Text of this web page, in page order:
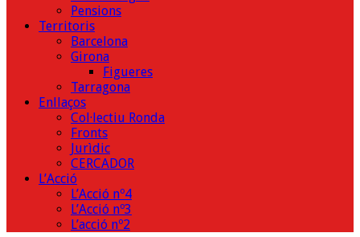
Pensions
Territoris
Barcelona
Girona
Figueres
Tarragona
Enllaços
Col·lectiu Ronda
Fronts
Jurìdic
CERCADOR
L’Acció
L’Acció nº4
L’Acció nº3
L’acció nº2